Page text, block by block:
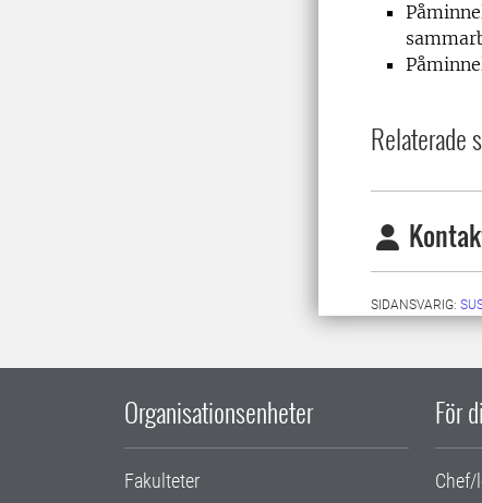
Relaterade
SIDANSVARIG:
Organisationsenheter
Fakulteter
För
Chef/